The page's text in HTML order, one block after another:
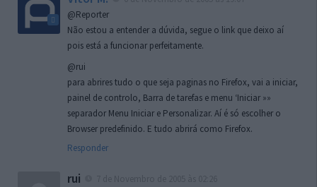
@Reporter
Não estou a entender a dúvida, segue o link que deixo aí
pois está a funcionar perfeitamente.
@rui
para abrires tudo o que seja paginas no Firefox, vai a iniciar,
painel de controlo, Barra de tarefas e menu ‘Iniciar »»
separador Menu Iniciar e Personalizar. Aí é só escolher o
Browser predefinido. E tudo abrirá como Firefox.
Responder
rui